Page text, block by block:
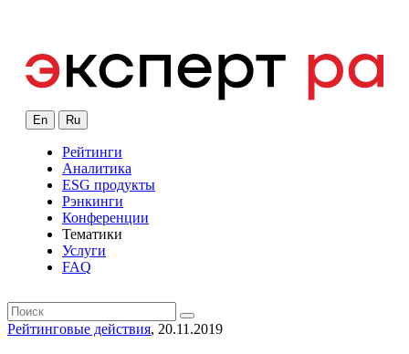
En Ru
Рейтинги
Аналитика
ESG продукты
Рэнкинги
Конференции
Тематики
Услуги
FAQ
Рейтинговые действия, 20.11.2019